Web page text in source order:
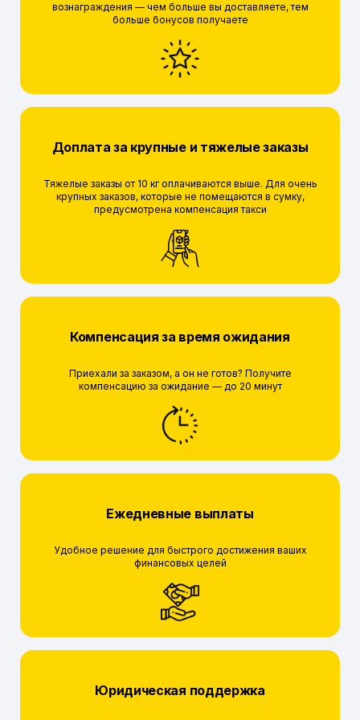
вознаграждения — чем больше вы доставляете, тем
больше бонусов получаете
Доплата за крупные и тяжелые заказы
Тяжелые заказы от 10 кг оплачиваются выше. Для очень
крупных заказов, которые не помещаются в сумку,
предусмотрена компенсация такси
Компенсация за время ожидания
Приехали за заказом, а он не готов? Получите
компенсацию за ожидание — до 20 минут
Ежедневные выплаты
Удобное решение для быстрого достижения ваших
финансовых целей
Юридическая поддержка